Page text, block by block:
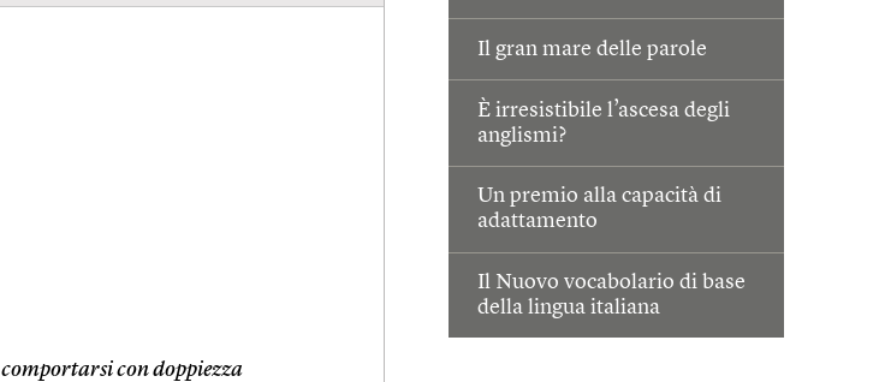
Il gran mare delle parole
È irresistibile l’ascesa degli
anglismi?
Un premio alla capacità di
adattamento
Il Nuovo vocabolario di base
della lingua italiana
comportarsi con doppiezza